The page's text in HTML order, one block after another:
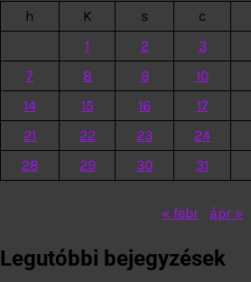
h
K s c
1
2 3
7
8 9 10
14
15 16 17
21
22 23 24
28
29 30 31
« febr ápr »
Legutóbbi bejegyzések